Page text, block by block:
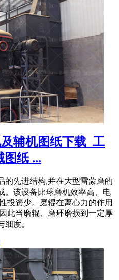
辅机图纸下载_工
图纸 ...
的先进结构,并在大型雷蒙磨的
。该设备比球磨机效率高、电
投资少。磨辊在离心力的作用
此当磨辊、磨环磨损到一定厚
细度。